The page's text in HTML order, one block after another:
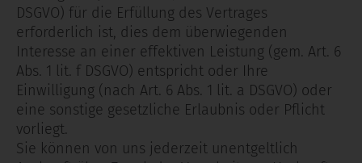
DSGVO) für die Erfüllung des Vertrages
erforderlich ist, dies dem überwiegenden
Interesse an einer effektiven Leistung (gem. Art. 6
Abs. 1 lit. f DSGVO) entspricht oder Ihre
Einwilligung (nach Art. 6 Abs. 1 lit. a DSGVO) oder
eine sonstige gesetzliche Erlaubnis oder Pflicht
vorliegt.
Sie können von uns jederzeit unentgeltlich